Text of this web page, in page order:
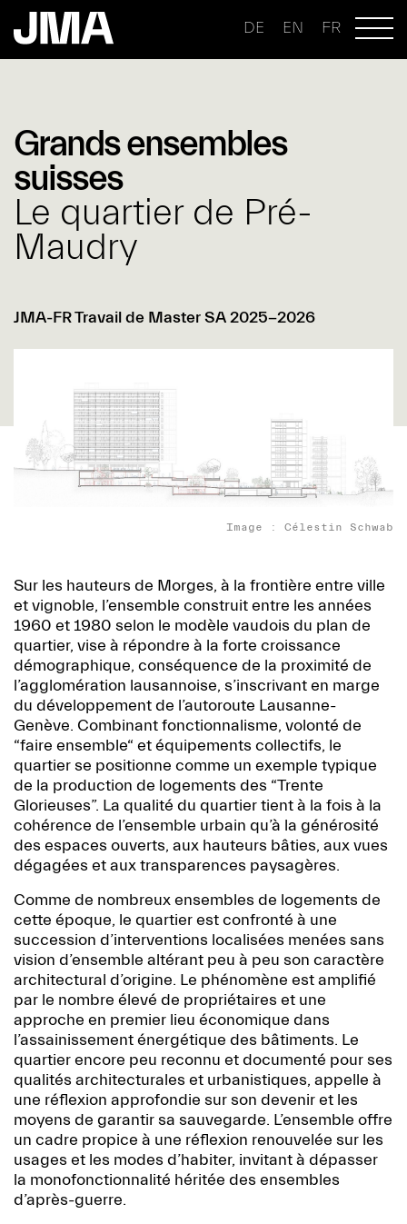
DE EN FR
Grands ensembles
suisses
Le quartier de Pré-
Maudry
JMA-FR Travail de Master SA 2025-2026
Image : Célestin Schwab
Sur les hauteurs de Morges, à la frontière entre ville
et vignoble, l’ensemble construit entre les années
1960 et 1980 selon le modèle vaudois du plan de
quartier, vise à répondre à la forte croissance
démographique, conséquence de la proximité de
l’agglomération lausannoise, s’inscrivant en marge
du développement de l’autoroute Lausanne-
Genève. Combinant fonctionnalisme, volonté de
“faire ensemble“ et équipements collectifs, le
quartier se positionne comme un exemple typique
de la production de logements des “Trente
Glorieuses”. La qualité du quartier tient à la fois à la
cohérence de l’ensemble urbain qu’à la générosité
des espaces ouverts, aux hauteurs bâties, aux vues
dégagées et aux transparences paysagères.
Comme de nombreux ensembles de logements de
cette époque, le quartier est confronté à une
succession d’interventions localisées menées sans
vision d’ensemble altérant peu à peu son caractère
architectural d’origine. Le phénomène est amplifié
par le nombre élevé de propriétaires et une
approche en premier lieu économique dans
l’assainissement énergétique des bâtiments. Le
quartier encore peu reconnu et documenté pour ses
qualités architecturales et urbanistiques, appelle à
une réflexion approfondie sur son devenir et les
moyens de garantir sa sauvegarde. L’ensemble offre
un cadre propice à une réflexion renouvelée sur les
usages et les modes d’habiter, invitant à dépasser
la monofonctionnalité héritée des ensembles
d’après-guerre.